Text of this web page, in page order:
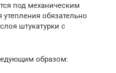
под механическим
обязательно
штукатурки с
образом: